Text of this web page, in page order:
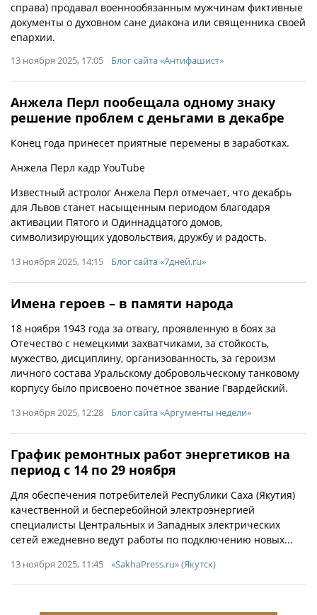
справа) продавал военнообязанным мужчинам фиктивные
документы о духовном сане диакона или священника своей
епархии.
13 ноября 2025, 17:05 Блог сайта «Антифашист»
Анжела Перл пообещала одному знаку
решение проблем с деньгами в декабре
Конец года принесет приятные перемены в заработках.
Анжела Перл кадр YouTube
Известный астролог Анжела Перл отмечает, что декабрь
для Львов станет насыщенным периодом благодаря
активации Пятого и Одиннадцатого домов,
символизирующих удовольствия, дружбу и радость.
13 ноября 2025, 14:15 Блог сайта «7дней.ru»
Имена героев – в памяти народа
18 ноября 1943 года за отвагу, проявленную в боях за
Отечество с немецкими захватчиками, за стойкость,
мужество, дисциплину, организованность, за героизм
личного состава Уральскому добровольческому танковому
корпусу было присвоено почётное звание Гвардейский.
13 ноября 2025, 12:28 Блог сайта «Аргументы недели»
График ремонтных работ энергетиков на
период с 14 по 29 ноября
Для обеспечения потребителей Республики Саха (Якутия)
качественной и бесперебойной электроэнергией
специалисты Центральных и Западных электрических
сетей ежедневно ведут работы по подключению новых...
13 ноября 2025, 11:45 «SakhaPress.ru» (Якутск)